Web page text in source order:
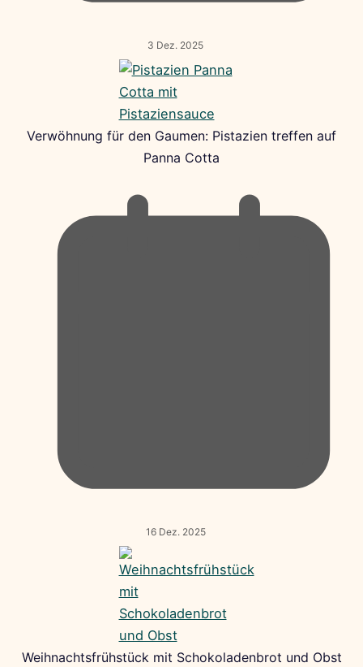
3 Dez. 2025
Verwöhnung für den Gaumen: Pistazien treffen auf
Panna Cotta
16 Dez. 2025
Weihnachtsfrühstück mit Schokoladenbrot und Obst